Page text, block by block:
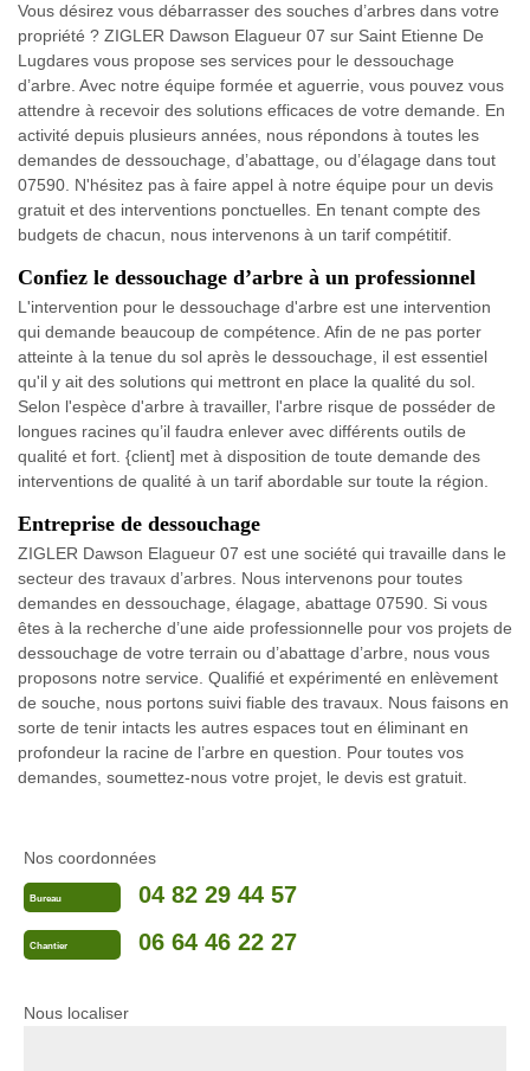
Vous désirez vous débarrasser des souches d’arbres dans votre
propriété ? ZIGLER Dawson Elagueur 07 sur Saint Etienne De
Lugdares vous propose ses services pour le dessouchage
d’arbre. Avec notre équipe formée et aguerrie, vous pouvez vous
attendre à recevoir des solutions efficaces de votre demande. En
activité depuis plusieurs années, nous répondons à toutes les
demandes de dessouchage, d’abattage, ou d’élagage dans tout
07590. N'hésitez pas à faire appel à notre équipe pour un devis
gratuit et des interventions ponctuelles. En tenant compte des
budgets de chacun, nous intervenons à un tarif compétitif.
Confiez le dessouchage d’arbre à un professionnel
L'intervention pour le dessouchage d'arbre est une intervention
qui demande beaucoup de compétence. Afin de ne pas porter
atteinte à la tenue du sol après le dessouchage, il est essentiel
qu'il y ait des solutions qui mettront en place la qualité du sol.
Selon l'espèce d'arbre à travailler, l'arbre risque de posséder de
longues racines qu’il faudra enlever avec différents outils de
qualité et fort. {client] met à disposition de toute demande des
interventions de qualité à un tarif abordable sur toute la région.
Entreprise de dessouchage
ZIGLER Dawson Elagueur 07 est une société qui travaille dans le
secteur des travaux d’arbres. Nous intervenons pour toutes
demandes en dessouchage, élagage, abattage 07590. Si vous
êtes à la recherche d’une aide professionnelle pour vos projets de
dessouchage de votre terrain ou d’abattage d’arbre, nous vous
proposons notre service. Qualifié et expérimenté en enlèvement
de souche, nous portons suivi fiable des travaux. Nous faisons en
sorte de tenir intacts les autres espaces tout en éliminant en
profondeur la racine de l’arbre en question. Pour toutes vos
demandes, soumettez-nous votre projet, le devis est gratuit.
Nos coordonnées
Bureau 04 82 29 44 57
Chantier 06 64 46 22 27
Nous localiser